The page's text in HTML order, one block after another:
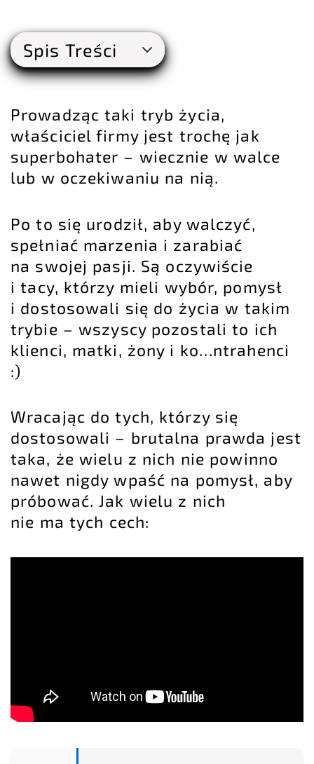
Spis Treści
Prowadząc taki tryb życia,
właściciel firmy jest trochę jak
superbohater – wiecznie w walce
lub w oczekiwaniu na nią.
Po to się urodził, aby walczyć,
spełniać marzenia i zarabiać
na swojej pasji. Są oczywiście
i tacy, którzy mieli wybór, pomysł
i dostosowali się do życia w takim
trybie – wszyscy pozostali to ich
klienci, matki, żony i ko…ntrahenci
:)
Wracając do tych, którzy się
dostosowali – brutalna prawda jest
taka, że wielu z nich nie powinno
nawet nigdy wpaść na pomysł, aby
próbować. Jak wielu z nich
nie ma tych cech: